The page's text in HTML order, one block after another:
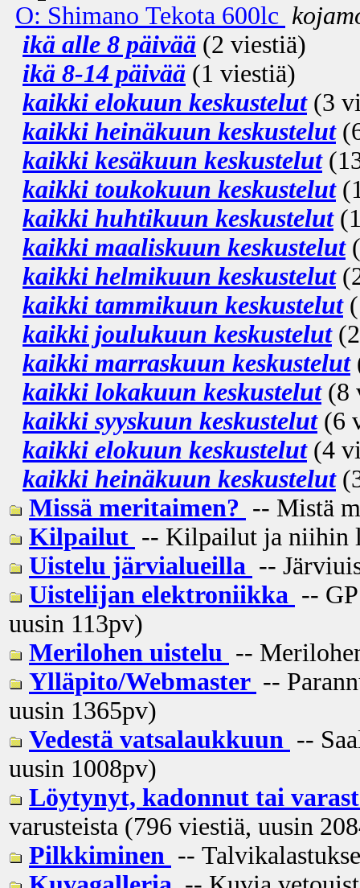
O: Shimano Tekota 600lc
ikä alle 8 päivää (2 viestiä)
ikä 8-14 päivää (1 viestiä)
kaikki elokuun keskustelut(3
kaikki heinäkuun keskustelut
kaikki kesäkuun keskustelut
kaikki toukokuun keskustelut
kaikki huhtikuun keskustelut
kaikki maaliskuun keskustelut
kaikki helmikuun keskustelut
kaikki tammikuun keskustelut
kaikki joulukuun keskustelut(2
kaikki marraskuun keskustelut
kaikki lokakuun keskustelut(8
kaikki syyskuun keskustelut(6
kaikki elokuun keskustelut(4
kaikki heinäkuun keskustelut
Missä meritaimen? -- Mistä
Kilpailut -- Kilpailut ja niihin
Uistelu järvialueilla --
Uistelijan elektroniikka --
uusin 113pv)
Merilohen uistelu --
Ylläpito/Webmaster --
uusin 1365pv)
Vedestä vatsalaukkuun --
uusin 1008pv)
Löytynyt, kadonnut tai
varusteista (796 viestiä, uusin
Pilkkiminen --